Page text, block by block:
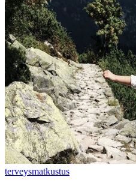
terveysmatkustus